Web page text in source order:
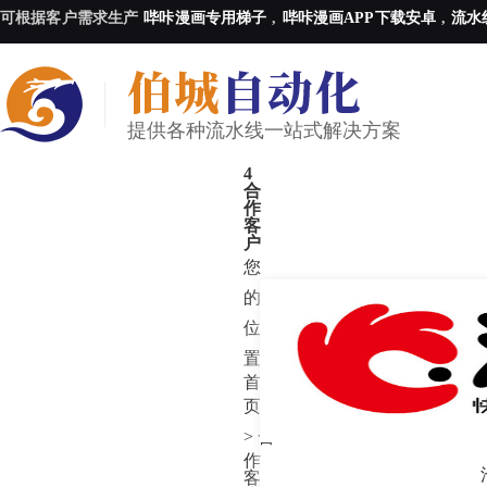
可根据客户需求生产 哔咔漫画专用梯子 , 哔咔漫画APP下载安卓 , 流水
提供各种流水线一站式解决方案
4
合
作
客
户
您
的
位
置:
首
页
> 合
作
客